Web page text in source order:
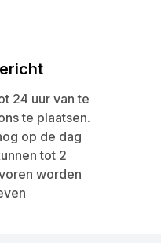
24 uur van te
te plaatsen.
op de dag
tot 2
worden